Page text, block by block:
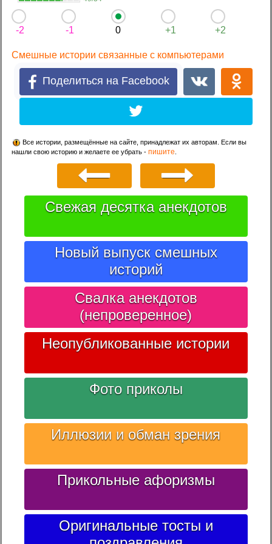
-2 -1 0 +1 +2
Смешные истории связанные с компьютерами
Поделиться на Facebook
Все истории, размещённые на сайте, принадлежат их авторам. Если вы
нашли свою историю и желаете ее убрать -пишите
Свежая десятка анекдотов
Новый выпуск смешных
историй
Свалка анекдотов
(непроверенное)
Неопубликованные истории
Фото приколы
Иллюзии и обман зрения
Прикольные афоризмы
Оригинальные тосты и